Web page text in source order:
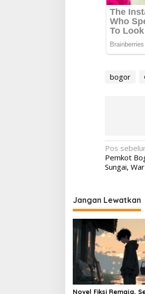
bogor
pos
Pos
Pemkot
Sungai,
Jangan Lewatkan
Novel Fiksi Remaja,